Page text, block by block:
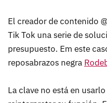
El creador de contenido
Tik Tok una serie de
presupuesto. Em este
reposabrazos negra
La clave no está en